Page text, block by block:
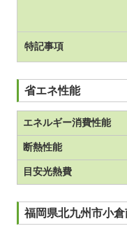
特記事項
省エネ性能
エネルギー消費性能
断熱性能
目安光熱費
福岡県北九州市小